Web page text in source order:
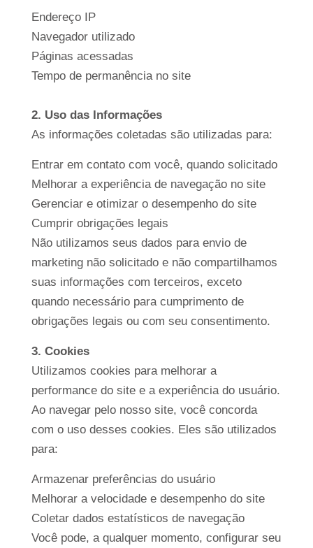
Endereço IP
Navegador utilizado
Páginas acessadas
Tempo de permanência no site
2. Uso das Informações
As informações coletadas são utilizadas para:
Entrar em contato com você, quando solicitado
Melhorar a experiência de navegação no site
Gerenciar e otimizar o desempenho do site
Cumprir obrigações legais
Não utilizamos seus dados para envio de
marketing não solicitado e não compartilhamos
suas informações com terceiros, exceto
quando necessário para cumprimento de
obrigações legais ou com seu consentimento.
3. Cookies
Utilizamos cookies para melhorar a
performance do site e a experiência do usuário.
Ao navegar pelo nosso site, você concorda
com o uso desses cookies. Eles são utilizados
para:
Armazenar preferências do usuário
Melhorar a velocidade e desempenho do site
Coletar dados estatísticos de navegação
Você pode, a qualquer momento, configurar seu